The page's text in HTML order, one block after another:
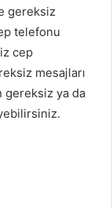
gereksiz
telefonu
cep
mesajları
gereksiz ya da